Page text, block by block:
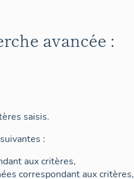
avancée :
saisis.
:
aux critères,
correspondant aux critères,